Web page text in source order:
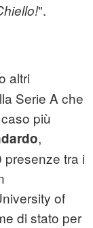
".
altri
Serie A che
più
,
presenze tra i
of
di stato per